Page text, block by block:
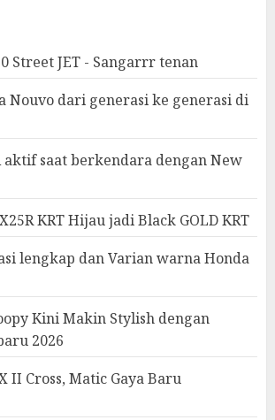
Street JET - Sangarrr tenan
Nouvo dari generasi ke generasi di
aktif saat berkendara dengan New
KRT Hijau jadi Black GOLD KRT
lengkap dan Varian warna Honda
Kini Makin Stylish dengan
2026
II Cross, Matic Gaya Baru